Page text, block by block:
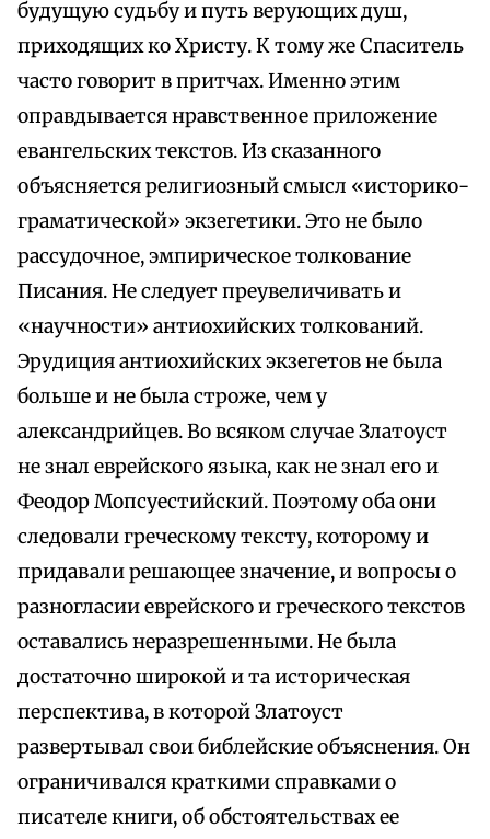
будущую судьбу и путь верующих душ,
приходящих ко Христу. К тому же Спаситель
часто говорит в притчах. Именно этим
оправдывается нравственное приложение
евангельских текстов. Из сказанного
объясняется религиозный смысл «историко-
граматической» экзегетики. Это не было
рассудочное, эмпирическое толкование
Писания. Не следует преувеличивать и
«научности» антиохийских толкований.
Эрудиция антиохийских экзегетов не была
больше и не была строже, чем у
александрийцев. Во всяком случае Златоуст
не знал еврейского языка, как не знал его и
Феодор Мопсуестийский. Поэтому оба они
следовали греческому тексту, которому и
придавали решающее значение, и вопросы о
разногласии еврейского и греческого текстов
оставались неразрешенными. Не была
достаточно широкой и та историческая
перспектива, в которой Златоуст
развертывал свои библейские объяснения. Он
ограничивался краткими справками о
писателе книги, об обстоятельствах ее